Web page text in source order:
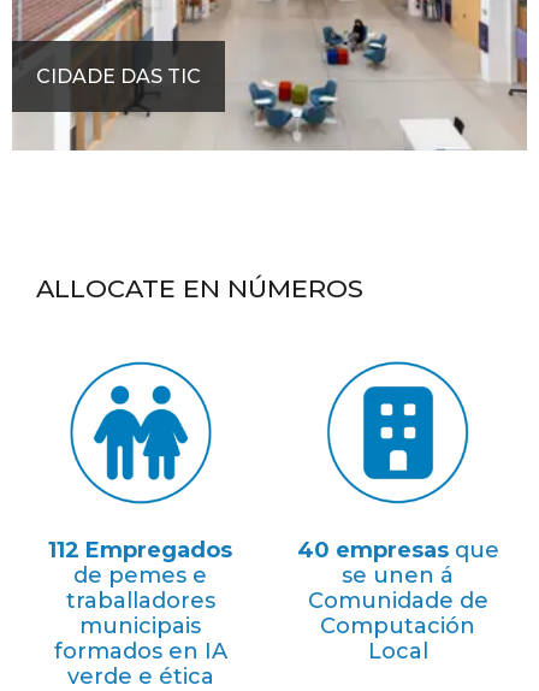
CIDADE DAS TIC
ALLOCATE EN NÚMEROS
112 Empregados
de pemes e
traballadores
municipais
formados en IA
verde e ética
40 empresasque
se unen á
Comunidade de
Computación
Local